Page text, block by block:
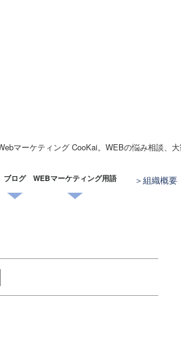
マーケティング CooKai。WEBの悩み相談、
組織概要
ブログ WEBマーケティング用語